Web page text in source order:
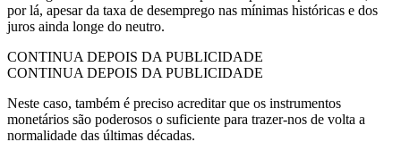
por lá, apesar da taxa de desemprego nas mínimas históricas e dos
juros ainda longe do neutro.
CONTINUA DEPOIS DA PUBLICIDADE
CONTINUA DEPOIS DA PUBLICIDADE
Neste caso, também é preciso acreditar que os instrumentos
monetários são poderosos o suficiente para trazer-nos de volta a
normalidade das últimas décadas.